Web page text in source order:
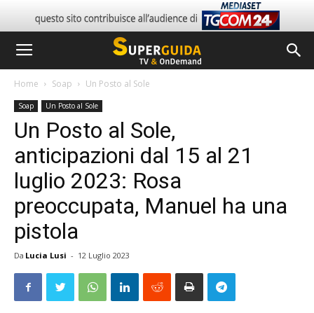
Home Soap Un Posto al Sole
Soap Un Posto al Sole
Un Posto al Sole,
anticipazioni dal 15 al 21
luglio 2023: Rosa
preoccupata, Manuel ha una
pistola
Da Lucia Lusi - 12 Luglio 2023